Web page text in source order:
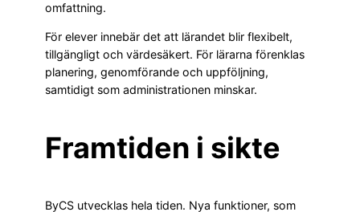
omfattning.
För elever innebär det att lärandet blir flexibelt,
tillgängligt och värdesäkert. För lärarna förenklas
planering, genomförande och uppföljning,
samtidigt som administrationen minskar.
Framtiden i sikte
ByCS utvecklas hela tiden. Nya funktioner, som